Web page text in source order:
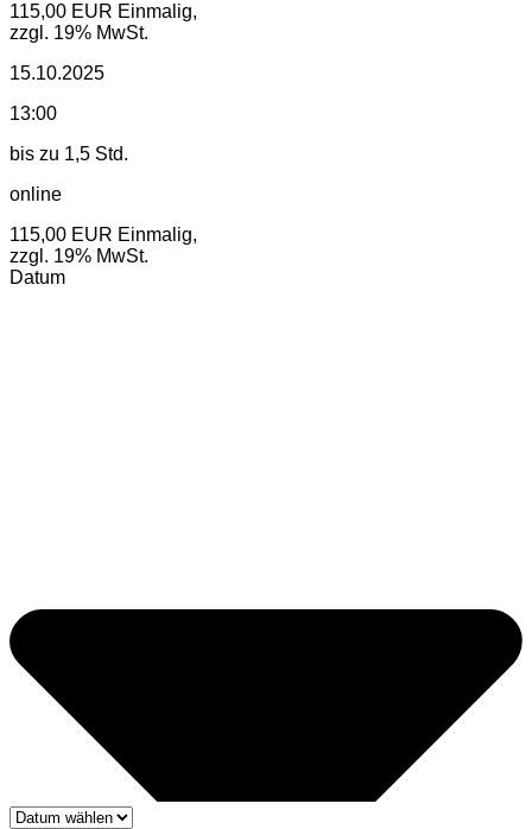
115,00 EUR Einmalig,
zzgl. 19% MwSt.
15.10.2025
13:00
bis zu 1,5 Std.
online
115,00 EUR Einmalig,
zzgl. 19% MwSt.
Datum